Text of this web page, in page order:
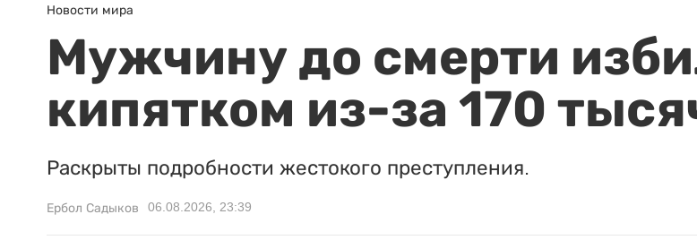
Новости мира
Мужчину до смерти
кипятком из-за 170
Раскрыты подробности жестокого преступления.
Ербол Садыков 06.08.2026, 23:39